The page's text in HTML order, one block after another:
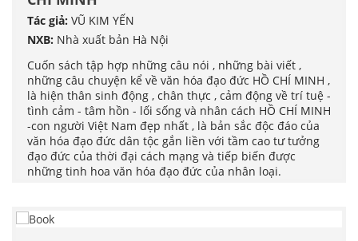
Tác giả: VŨ KIM YẾN
NXB: Nhà xuất bản Hà Nội
Cuốn sách tập hợp những câu nói , những bài viết ,
những câu chuyện kể về văn hóa đạo đức HỒ CHÍ MINH ,
là hiện thân sinh động , chân thực , cảm động về trí tuệ -
tình cảm - tâm hồn - lối sống và nhân cách HỒ CHÍ MINH
-con người Việt Nam đẹp nhất , là bản sắc độc đáo của
văn hóa đạo đức dân tộc gắn liền với tầm cao tư tưởng
đạo đức của thời đại cách mạng và tiếp biến được
những tinh hoa văn hóa đạo đức của nhân loại.